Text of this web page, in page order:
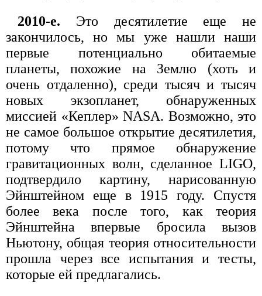
2010-е. Это десятилетие еще не
закончилось, но мы уже нашли наши
первые потенциально обитаемые
планеты, похожие на Землю (хоть и
очень отдаленно), среди тысяч и тысяч
новых экзопланет, обнаруженных
миссией «Кеплер» NASA. Возможно, это
не самое большое открытие десятилетия,
потому что прямое обнаружение
гравитационных волн, сделанное LIGO,
подтвердило картину, нарисованную
Эйнштейном еще в 1915 году. Спустя
более века после того, как теория
Эйнштейна впервые бросила вызов
Ньютону, общая теория относительности
прошла через все испытания и тесты,
которые ей предлагались.